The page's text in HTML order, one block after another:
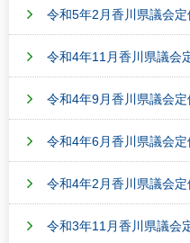
令和5年2月香川県議会
令和4年11月香川県議
令和4年9月香川県議会
令和4年6月香川県議会
令和4年2月香川県議会
令和3年11月香川県議